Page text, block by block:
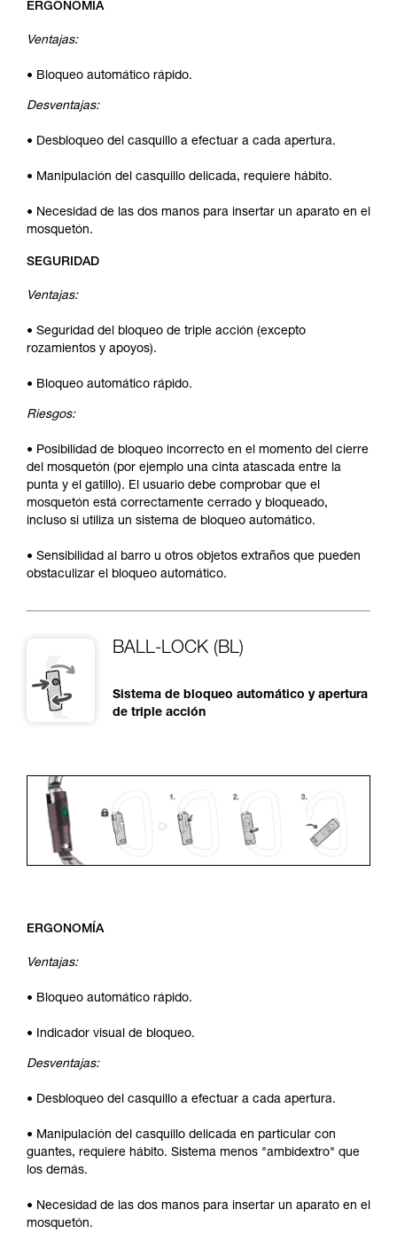
ERGONOMÍA
Ventajas:
• Bloqueo automático rápido.
Desventajas:
• Desbloqueo del casquillo a efectuar a cada apertura.
• Manipulación del casquillo delicada, requiere hábito.
• Necesidad de las dos manos para insertar un aparato en el
mosquetón.
SEGURIDAD
Ventajas:
• Seguridad del bloqueo de triple acción (excepto
rozamientos y apoyos).
• Bloqueo automático rápido.
Riesgos:
• Posibilidad de bloqueo incorrecto en el momento del cierre
del mosquetón (por ejemplo una cinta atascada entre la
punta y el gatillo). El usuario debe comprobar que el
mosquetón está correctamente cerrado y bloqueado,
incluso si utiliza un sistema de bloqueo automático.
• Sensibilidad al barro u otros objetos extraños que pueden
obstaculizar el bloqueo automático.
BALL-LOCK (BL)
Sistema de bloqueo automático y apertura
de triple acción
ERGONOMÍA
Ventajas:
• Bloqueo automático rápido.
• Indicador visual de bloqueo.
Desventajas:
• Desbloqueo del casquillo a efectuar a cada apertura.
• Manipulación del casquillo delicada en particular con
guantes, requiere hábito. Sistema menos "ambidextro" que
los demás.
• Necesidad de las dos manos para insertar un aparato en el
mosquetón.